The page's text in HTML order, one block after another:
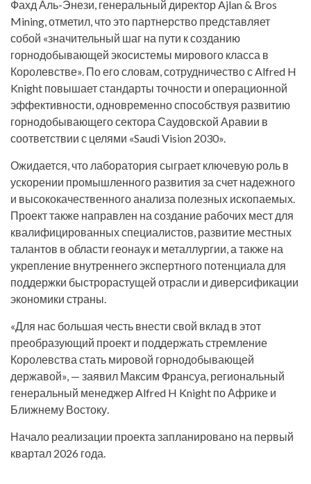
Фахд Аль-Энези, генеральный директор Ajlan & Bros
Mining, отметил, что это партнерство представляет
собой «значительный шаг на пути к созданию
горнодобывающей экосистемы мирового класса в
Королевстве». По его словам, сотрудничество с Alfred H
Knight повышает стандарты точности и операционной
эффективности, одновременно способствуя развитию
горнодобывающего сектора Саудовской Аравии в
соответствии с целями «Saudi Vision 2030».
Ожидается, что лаборатория сыграет ключевую роль в
ускорении промышленного развития за счет надежного
и высококачественного анализа полезных ископаемых.
Проект также направлен на создание рабочих мест для
квалифицированных специалистов, развитие местных
талантов в области геонаук и металлургии, а также на
укрепление внутреннего экспертного потенциала для
поддержки быстрорастущей отрасли и диверсификации
экономики страны.
«Для нас большая честь внести свой вклад в этот
преобразующий проект и поддержать стремление
Королевства стать мировой горнодобывающей
державой», — заявил Максим Франсуа, региональный
генеральный менеджер Alfred H Knight по Африке и
Ближнему Востоку.
Начало реализации проекта запланировано на первый
квартал 2026 года.